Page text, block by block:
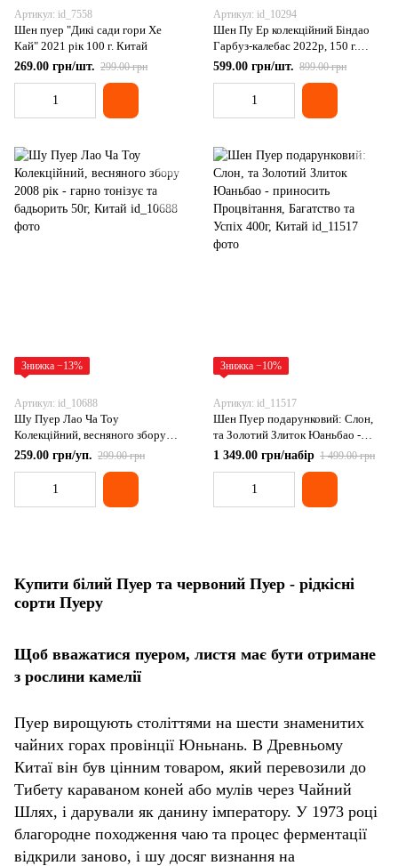
Артикул: id_7558
Шен пуер "Дикі сади гори Хе
Кай" 2021 рік 100 г. Китай
269.00 грн/шт. 299.00 грн
Артикул: id_10294
Шен Пу Ер колекційний Біндао
Гарбуз-калебас 2022р, 150 г.
Китай
599.00 грн/шт. 899.00 грн
Знижка −13%
Артикул: id_10688
Шу Пуер Лао Ча Тоу
Колекційний, весняного збору
2008 рік - гарно тонізує та
259.00 грн/уп. 299.00 грн
Знижка −10%
Артикул: id_11517
Шен Пуер подарунковий: Слон,
та Золотий Злиток Юаньбао -
приносить Процвітання,
1 349.00 грн/набір 1 499.00 грн
Купити білий Пуер та червоний Пуер - рідкісні
сорти Пуеру
Щоб вважатися пуером, листя має бути отримане
з рослини камелії
Пуер вирощують століттями на шести знаменитих
чайних горах провінції Юньнань. В Древньому
Китаї він був цінним товаром, який перевозили до
Тибету караваном коней або мулів через Чайний
Шлях, і дарували як данину імператору. У 1973 році
благородне походження чаю та процес ферментації
відкрили заново, і шу досяг визнання на